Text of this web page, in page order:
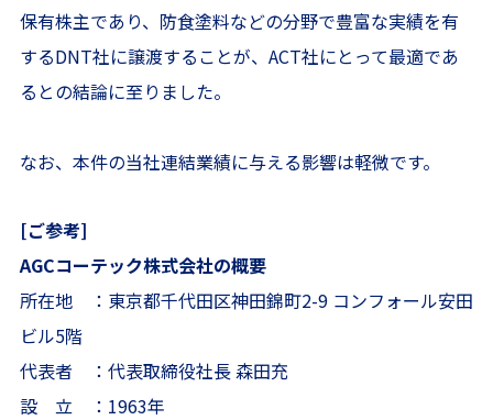
保有株主であり、防食塗料などの分野で豊富な実績を有
するDNT社に譲渡することが、ACT社にとって最適であ
るとの結論に至りました。
なお、本件の当社連結業績に与える影響は軽微です。
[ご参考]
AGCコーテック株式会社の概要
所在地 ：東京都千代田区神田錦町2-9 コンフォール安田
ビル5階
代表者 ：代表取締役社長 森田充
設 立 ：1963年